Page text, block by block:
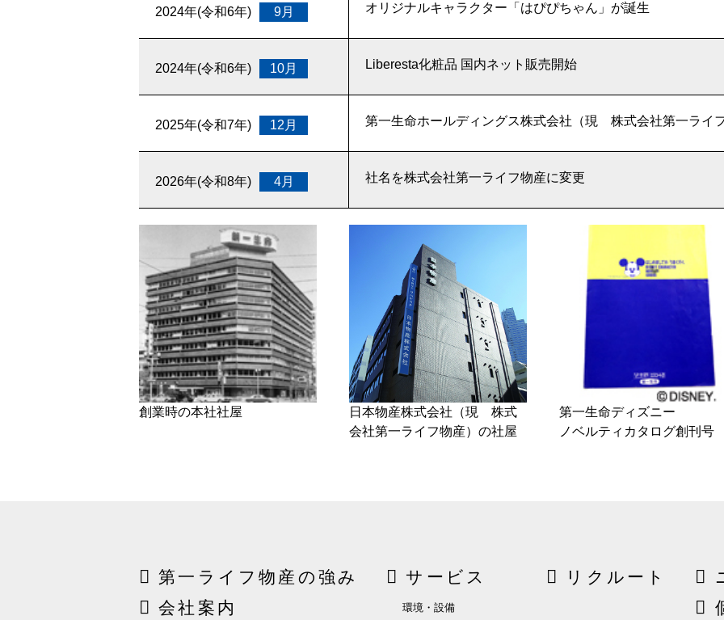
2024年(令和6年) 9月 オリジナルキャラクター「はぴぴちゃん」が誕生
2024年(令和6年) 10月 Liberesta化粧品 国内ネット販売開始
2025年(令和7年) 12月 第一生命ホールディングス株式会社（現 株式会社第一ライ
2026年(令和8年) 4月 社名を株式会社第一ライフ物産に変更
創業時の本社社屋
日本物産株式会社（現 株式
会社第一ライフ物産）の社屋
第一生命ディズニー
ノベルティカタログ創刊号
第一ライフ物産の強み
会社案内
サービス
環境・設備
リクルート